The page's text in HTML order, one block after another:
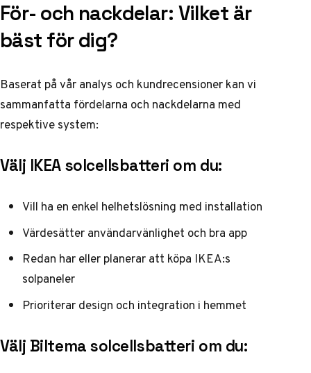
För- och nackdelar: Vilket är
bäst för dig?
Baserat på vår analys och kundrecensioner kan vi
sammanfatta fördelarna och nackdelarna med
respektive system:
Välj IKEA solcellsbatteri om du:
Vill ha en enkel helhetslösning med installation
Värdesätter användarvänlighet och bra app
Redan har eller planerar att köpa IKEA:s
solpaneler
Prioriterar design och integration i hemmet
Välj Biltema solcellsbatteri om du: